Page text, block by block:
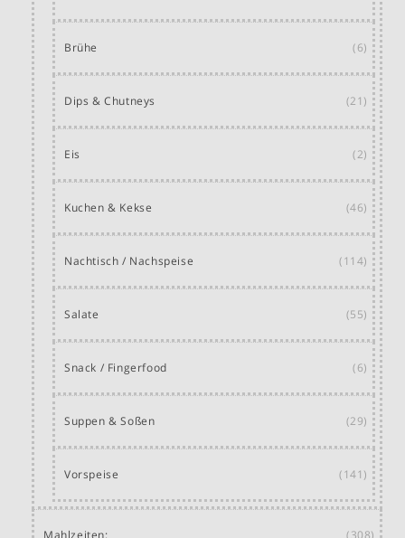
Brühe (6)
Dips & Chutneys (21)
Eis (2)
Kuchen & Kekse (46)
Nachtisch / Nachspeise (114)
Salate (55)
Snack / Fingerfood (6)
Suppen & Soßen (29)
Vorspeise (141)
Mahlzeiten: (308)